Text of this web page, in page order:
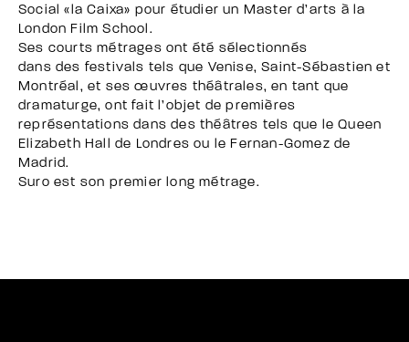
Social «la Caixa» pour étudier un Master d’arts à la
London Film School.
Ses courts métrages ont été sélectionnés
dans des festivals tels que Venise, Saint-Sébastien et
Montréal, et ses œuvres théâtrales, en tant que
dramaturge, ont fait l’objet de premières
représentations dans des théâtres tels que le Queen
Elizabeth Hall de Londres ou le Fernan-Gomez de
Madrid.
Suro est son premier long métrage.